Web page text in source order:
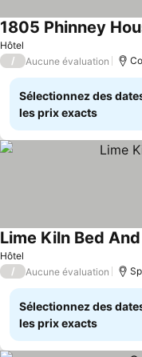
Hôtel
1805 Phinney
/ Aucune évaluation
Sélectionnez des
les prix exacts
Hôtel
Lime Kiln Bed
/ Aucune évaluation
Sélectionnez des
les prix exacts